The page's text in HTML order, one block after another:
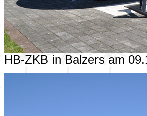
HB-ZKB in Balzers am